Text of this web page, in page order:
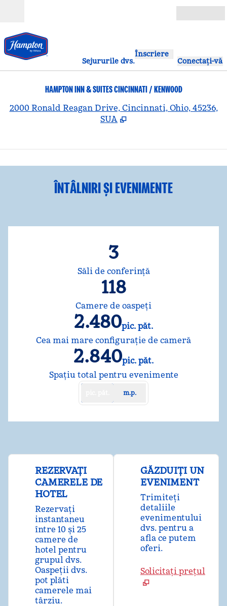
Sejururile dvs.
Înscriere
Conectați-vă
HAMPTON INN & SUITES CINCINNATI / KENWOOD
2000 Ronald Reagan Drive, Cincinnati, Ohio, 45236,
SUA
1/5
ÎNTÂLNIRI ȘI EVENIMENTE
3
Săli de conferință
118
Camere de oaspeţi
2.480pic. păt.
Picioare pătrate
Cea mai mare configurație de cameră
2.840pic. păt.
Picioare pătrate
Spațiu total pentru evenimente
m.p.
REZERVAȚI
CAMERELE DE
HOTEL
Rezervați
instantaneu
între 10 și 25
camere de
hotel pentru
grupul dvs.
Oaspeții dvs.
pot plăti
camerele mai
târziu.
GĂZDUIȚI UN
EVENIMENT
Trimiteți
detaliile
evenimentului
dvs. pentru a
afla ce putem
oferi.
Solicitați prețul